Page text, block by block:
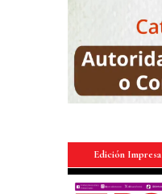
Edición Impresa